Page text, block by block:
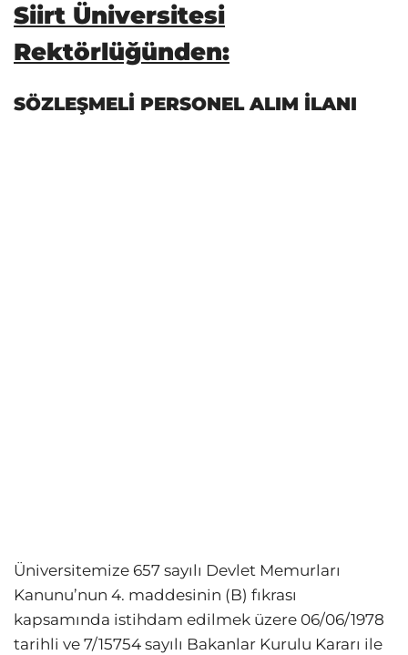
Siirt Üniversitesi
Rektörlüğünden:
SÖZLEŞMELİ PERSONEL ALIM İLANI
Üniversitemize 657 sayılı Devlet Memurları
Kanunu’nun 4. maddesinin (B) fıkrası
kapsamında istihdam edilmek üzere 06/06/1978
tarihli ve 7/15754 sayılı Bakanlar Kurulu Kararı ile